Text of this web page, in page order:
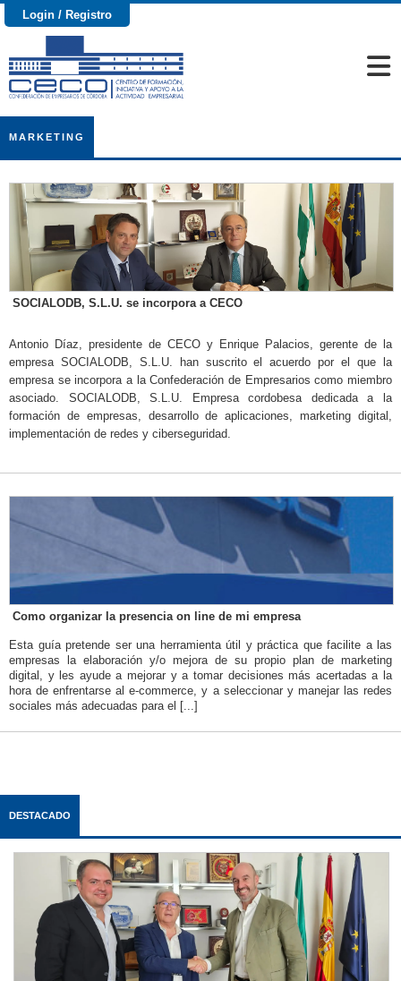
Login / Registro
MARKETING
SOCIALODB, S.L.U. se incorpora a CECO
Antonio Díaz, presidente de CECO y Enrique Palacios, gerente de la
empresa SOCIALODB, S.L.U. han suscrito el acuerdo por el que la
empresa se incorpora a la Confederación de Empresarios como miembro
asociado. SOCIALODB, S.L.U. Empresa cordobesa dedicada a la
formación de empresas, desarrollo de aplicaciones, marketing digital,
implementación de redes y ciberseguridad.
Como organizar la presencia on line de mi empresa
Esta guía pretende ser una herramienta útil y práctica que facilite a las
empresas la elaboración y/o mejora de su propio plan de marketing
digital, y les ayude a mejorar y a tomar decisiones más acertadas a la
hora de enfrentarse al e-commerce, y a seleccionar y manejar las redes
sociales más adecuadas para el [...]
DESTACADO